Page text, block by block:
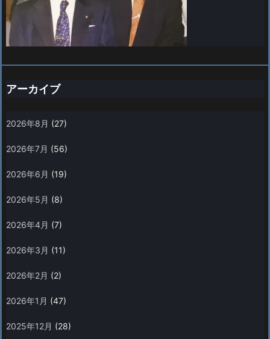
アーカイブ
2026年8月 (27)
2026年7月 (56)
2026年6月 (19)
2026年5月 (8)
2026年4月 (7)
2026年3月 (11)
2026年2月 (2)
2026年1月 (47)
2025年12月 (28)